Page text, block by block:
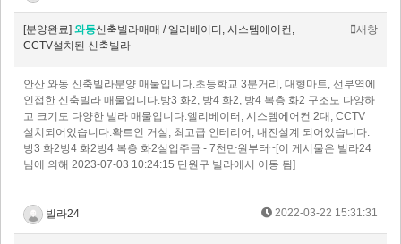
[분양완료] 와동신축빌라매매 / 엘리베이터, 시스템에어컨,
CCTV설치된 신축빌라
새창
안산 와동 신축빌라분양 매물입니다.초등학교 3분거리, 대형마트, 선부역에
인접한 신축빌라 매물입니다.방3 화2, 방4 화2, 방4 복층 화2 구조도 다양하
고 크기도 다양한 빌라 매물입니다.엘리베이터, 시스템에어컨 2대, CCTV
설치되어있습니다.확트인 거실, 최고급 인테리어, 내진설계 되어있습니다.​​
방3 화2방4 화2방4 복층 화2실입주금 - 7천만원부터~[이 게시물은 빌라24
님에 의해 2023-07-03 10:24:15 단원구 빌라에서 이동 됨]
빌라24 2022-03-22 15:31:31